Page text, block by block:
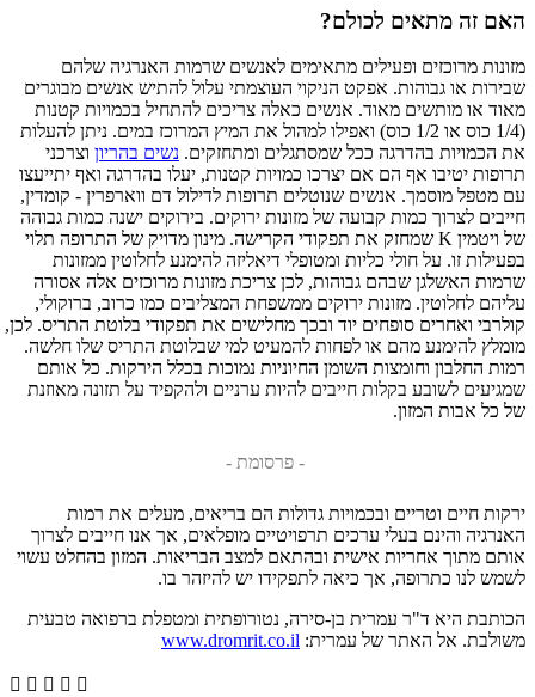
האם זה מתאים לכולם?
מזונות מרוכזים ופעילים מתאימים לאנשים שרמות האנרגיה שלהם
שבירות או גבוהות. אפקט הניקוי העוצמתי עלול להתיש אנשים מבוגרים
מאוד או מותשים מאוד. אנשים כאלה צריכים להתחיל בכמויות קטנות
(1/4 כוס או 1/2 כוס) ואפילו למהול את המיץ המרוכז במים. ניתן להעלות
את הכמויות בהדרגה ככל שמסתגלים ומתחזקים. נשים בהריון וצרכני
תרופות יטיבו אף הם אם יצרכו כמויות קטנות, יעלו בהדרגה ואף יתייעצו
עם מטפל מוסמך. אנשים שנוטלים תרופות לדילול דם ווארפרין - קומדין,
חייבים לצרוך כמות קבועה של מזונות ירוקים. בירוקים ישנה כמות גבוהה
של ויטמין K שמחזק את תפקודי הקרישה. מינון מדויק של התרופה תלוי
בפעילות זו. על חולי כליות ומטופלי דיאליזה להימנע לחלוטין ממזונות
שרמות האשלגן שבהם גבוהות, לכן צריכת מזונות מרוכזים אלה אסורה
עליהם לחלוטין. מזונות ירוקים ממשפחת המצליבים כמו כרוב, ברוקולי,
קולרבי ואחרים סופחים יוד ובכך מחלישים את תפקודי בלוטת התריס. לכן,
מומלץ להימנע מהם או לפחות להמעיט למי שבלוטת התריס שלו חלשה.
רמות החלבון וחומצות השומן החיוניות נמוכות בכלל הירקות. כל אותם
שמגיעים לשובע בקלות חייבים להיות ערניים ולהקפיד על תזונה מאוזנת
של כל אבות המזון.
- פרסומת -
ירקות חיים וטריים ובכמויות גדולות הם בריאים, מעלים את רמות
האנרגיה והינם בעלי ערכים תרפויטיים מופלאים, אך אנו חייבים לצרוך
אותם מתוך אחריות אישית ובהתאם למצב הבריאות. המזון בהחלט עשוי
לשמש לנו כתרופה, אך כיאה לתפקידו יש להיזהר בו.
הכותבת היא ד"ר עמרית בן-סירה, נטורופתית ומטפלת ברפואה טבעית
משולבת. אל האתר של עמרית: www.dromrit.co.il
    